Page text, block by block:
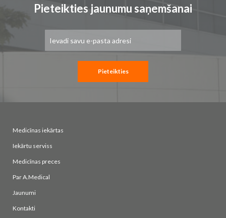
Pieteikties jaunumu saņemšanai
saņemšanai:
Pieteikties
Medicīnas iekārtas
Iekārtu serviss
Medicīnas preces
Par A.Medical
Jaunumi
Kontakti